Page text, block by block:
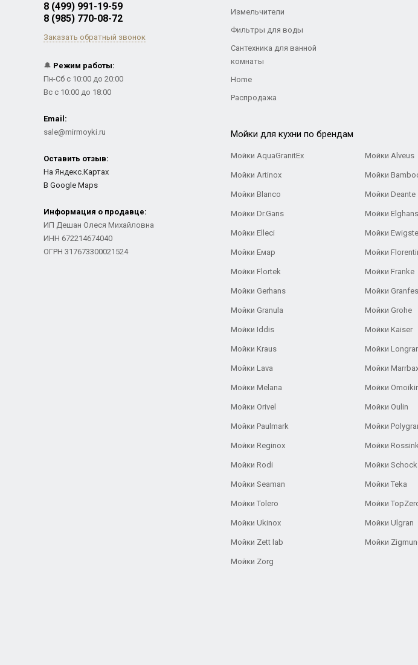
8 (499) 991-19-59
8 (985) 770-08-72
Заказать обратный звонок
🔔 Режим работы:
Пн-Сб с 10:00 до 20:00
Вс с 10:00 до 18:00
Email:
sale@mirmoyki.ru
Оставить отзыв:
На Яндекс.Картах
В Google Maps
Информация о продавце:
ИП Дешан Олеся Михайловна
ИНН 672214674040
ОГРН 317673300021524
Измельчители
Фильтры для воды
Сантехника для ванной
комнаты
Home
Распродажа
Мойки для кухни по брендам
Мойки AquaGranitEx Мойки Alveus
Мойки Artinox Мойки
Мойки Blanco Мойки Deante
Мойки Dr.Gans Мойки
Мойки Elleci Мойки
Мойки Емар Мойки
Мойки Flortek Мойки Franke
Мойки Gerhans Мойки
Мойки Granula Мойки Grohe
Мойки Iddis Мойки Kaiser
Мойки Kraus Мойки
Мойки Lava Мойки
Мойки Melana Мойки
Мойки Orivel Мойки Oulin
Мойки Paulmark Мойки
Мойки Reginox Мойки
Мойки Rodi Мойки Schock
Мойки Seaman Мойки Teka
Мойки Tolero Мойки
Мойки Ukinox Мойки Ulgran
Мойки Zett lab Мойки
Мойки Zorg